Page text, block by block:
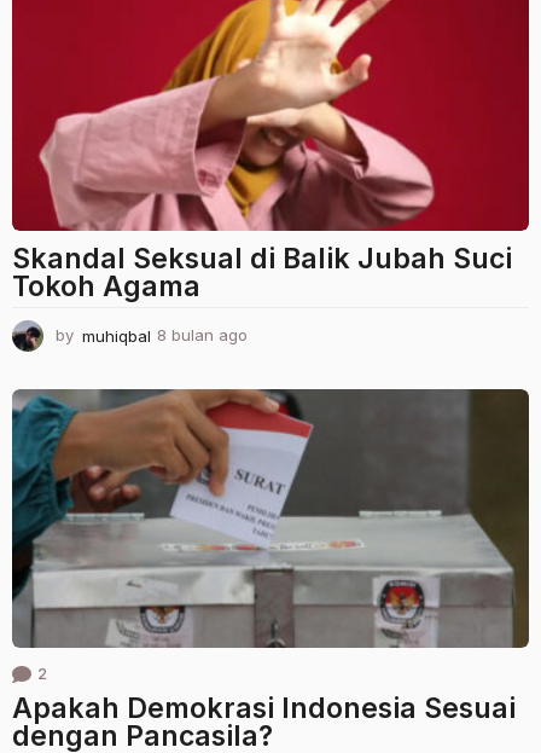
a
a
g
Skandal Seksual di Balik Jubah Suci
Tokoh Agama
by muhiqbal 8 bulan ago
l
a
a
o
2
Apakah Demokrasi Indonesia Sesuai
dengan Pancasila?